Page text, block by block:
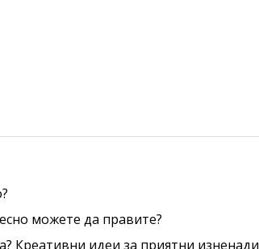
можете да правите?
Креативни идеи за приятни изненади